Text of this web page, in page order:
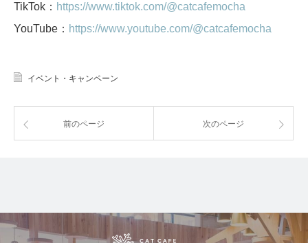
TikTok： https://www.tiktok.com/@catcafemocha
YouTube： https://www.youtube.com/@catcafemocha
イベント・キャンペーン
前のページ 次のページ